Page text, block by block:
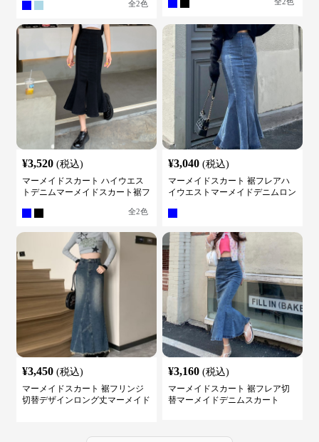
全2色
¥3,520 (税込)
マーメイドスカート ハイウエス
トデニムマーメイドスカート裾フ
全2色
¥3,040 (税込)
マーメイドスカート 裾フレアハ
イウエストマーメイドデニムロン
¥3,450 (税込)
マーメイドスカート 裾フリンジ
切替デザインロング丈マーメイド
¥3,160 (税込)
マーメイドスカート 裾フレア切
替マーメイドデニムスカート